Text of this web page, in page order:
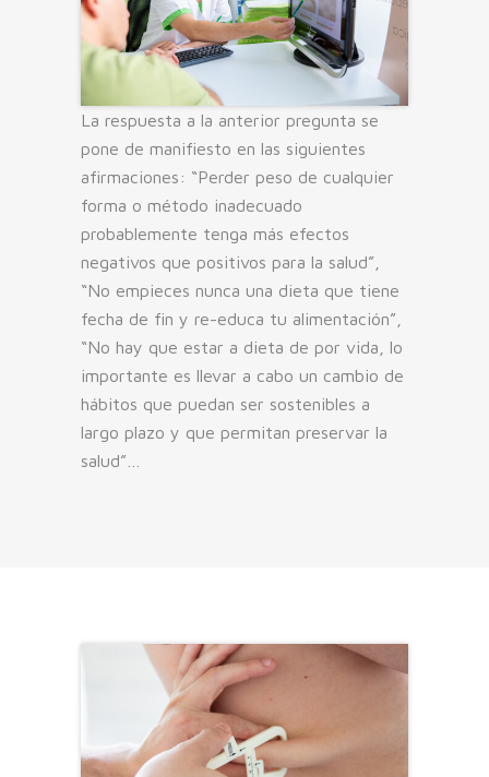
La respuesta a la anterior pregunta se
pone de manifiesto en las siguientes
afirmaciones: “Perder peso de cualquier
forma o método inadecuado
probablemente tenga más efectos
negativos que positivos para la salud”,
“No empieces nunca una dieta que tiene
fecha de fin y re-educa tu alimentación”,
“No hay que estar a dieta de por vida, lo
importante es llevar a cabo un cambio de
hábitos que puedan ser sostenibles a
largo plazo y que permitan preservar la
salud”…